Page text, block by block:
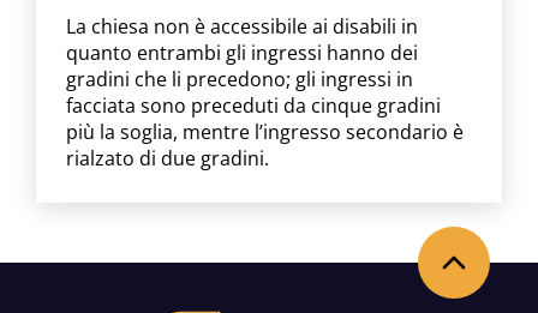
La chiesa non è accessibile ai disabili in
quanto entrambi gli ingressi hanno dei
gradini che li precedono; gli ingressi in
facciata sono preceduti da cinque gradini
più la soglia, mentre l’ingresso secondario è
rialzato di due gradini.
Torna in alto